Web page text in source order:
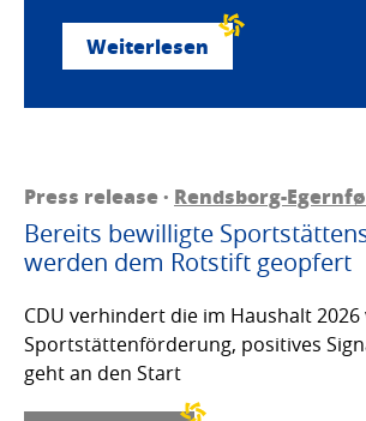
Weiterlesen
Press release · Rendsborg-
Bereits bewilligte
werden dem Rotstift geopfert
CDU verhindert die im Haushalt
Sportstättenförderung, positives
geht an den Start